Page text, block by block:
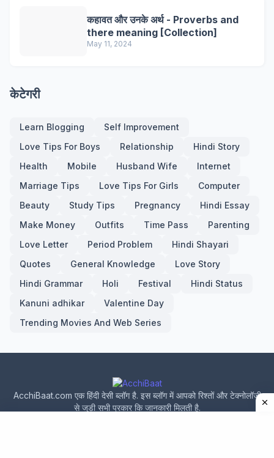
कहावत और उनके अर्थ - Proverbs and
there meaning [Collection]
May 11, 2024
केटेगरी
Learn Blogging
Self Improvement
Love Tips For Boys
Relationship
Hindi Story
Health
Mobile Husband Wife
Internet
Marriage Tips
Love Tips For Girls
Computer
Beauty
Study Tips Pregnancy
Hindi Essay
Make Money
Outfits Time Pass
Parenting
Love Letter
Period Problem
Hindi Shayari
Quotes
General Knowledge
Love Story
Hindi Grammar
Holi Festival
Hindi Status
Kanuni adhikar
Valentine Day
Trending Movies And Web Series
AcchiBaat.com एक हिंदी देसी ब्लॉग है. इस ब्लॉग में आपको रिश्तों और टेक्नोलॉजी
से जुड़ी सभी प्रकार कि जानकारी मिलती है.